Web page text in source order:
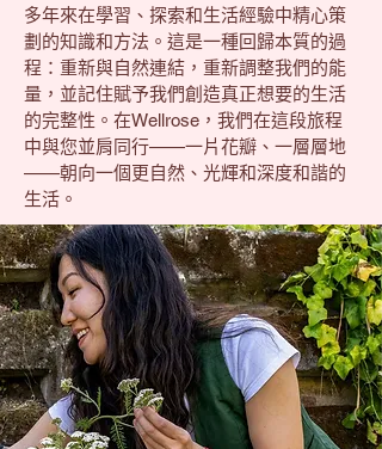
多年來在學習、探索和生活經驗中精心策
劃的知識和方法。這是一種回歸本質的過
程：重新與自然連結，重新調整我們的能
量，並記住賦予我們創造真正想要的生活
的完整性。在Wellrose，我們在這段旅程
中與您並肩同行——一片花瓣、一層層地
——朝向一個更自然、光輝和深度和諧的
生活。